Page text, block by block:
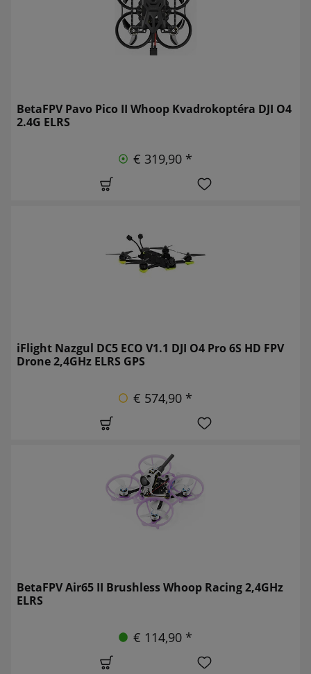
BetaFPV Pavo Pico II Whoop Kvadrokoptéra DJI O4
2.4G ELRS
€ 319,90 *
iFlight Nazgul DC5 ECO V1.1 DJI O4 Pro 6S HD FPV
Drone 2,4GHz ELRS GPS
€ 574,90 *
BetaFPV Air65 II Brushless Whoop Racing 2,4GHz
ELRS
€ 114,90 *